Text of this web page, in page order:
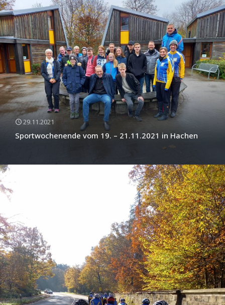
29.11.2021
Sportwochenende vom 19. – 21.11.2021 in Hachen